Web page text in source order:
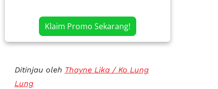
Klaim Promo Sekarang!
Ditinjau oleh Thayne Lika / Ko Lung
Lung